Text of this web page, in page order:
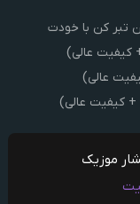
تبر کن با خودت
عالی)
عالی)
کیفیت عالی)
موزیک